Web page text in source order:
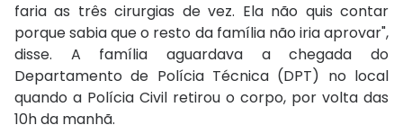
faria as três cirurgias de vez. Ela não quis contar
porque sabia que o resto da família não iria aprovar",
disse. A família aguardava a chegada do
Departamento de Polícia Técnica (DPT) no local
quando a Polícia Civil retirou o corpo, por volta das
10h da manhã.